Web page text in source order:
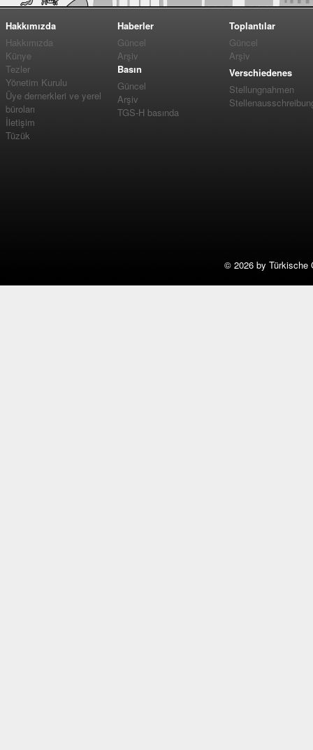
Hakkımızda
Hakkımızda
Künye
Tezler
Yönetim Kurulu
Üye dernerkleri ve yerel
büroları
İletişim
Tüzük
Haberler
Güncel
Arşiv
Basın
Güncel
Arşiv
TGS-H basında
Toplantılar
Güncel
Arşiv
Verschiedenes
Stellungnahmen
© 2026 by Türkische